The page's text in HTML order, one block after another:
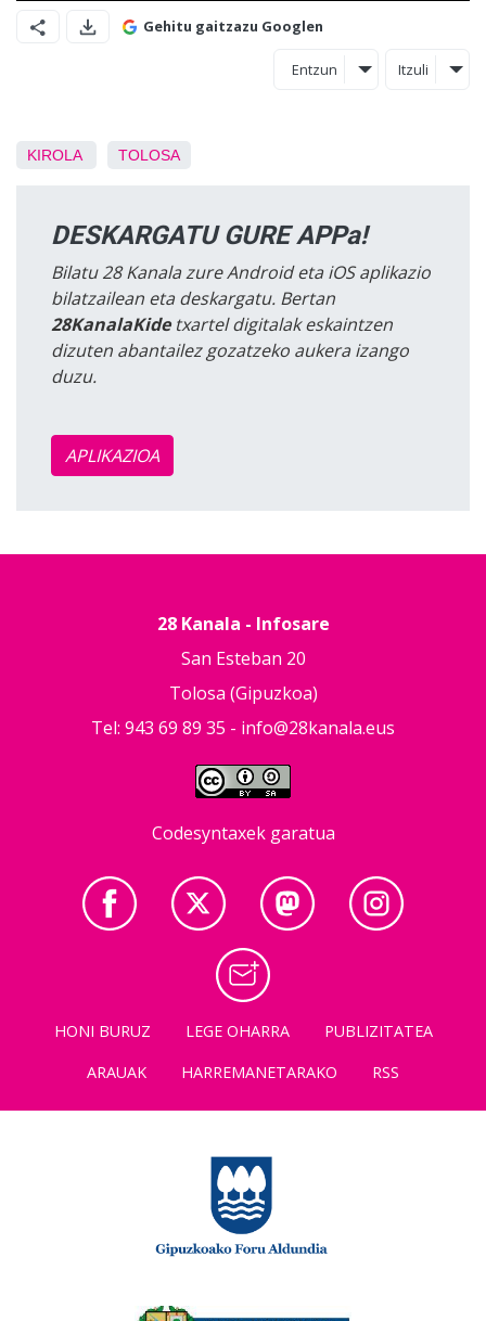
Gehitu gaitzazu Googlen
Entzun Itzuli
KIROLA TOLOSA
DESKARGATU GURE APPa!
Bilatu 28 Kanala zure Android eta iOS aplikazio
bilatzailean eta deskargatu. Bertan
28KanalaKidetxartel digitalak eskaintzen
dizuten abantailez gozatzeko aukera izango
duzu.
APLIKAZIOA
28 Kanala - Infosare
San Esteban 20
Tolosa (Gipuzkoa)
Tel: 943 69 89 35 - info@28kanala.eus
Codesyntaxek garatua
HONI BURUZ LEGE OHARRA
PUBLIZITATEA
ARAUAK
HARREMANETARAKO RSS